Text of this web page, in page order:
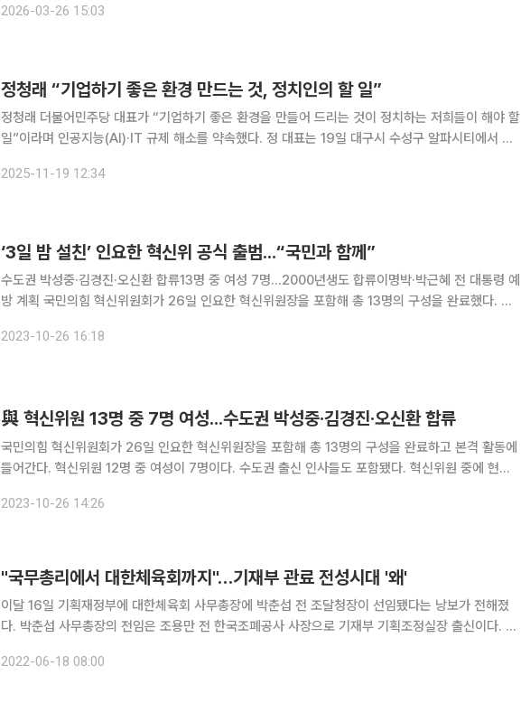
했다. 주 의원은 이날 국회 소통관에서 기자회견을 열고 “이정현
2026-03-26 15:03
정청래 “기업하기 좋은 환경 만드는 것, 정치인의 할 일”
정청래 더불어민주당 대표가 “기업하기 좋은 환경을 만들어 드리는 것이 정치하는 저희들이 해야 할
일”이라며 인공지능(AI)·IT 규제 해소를 약속했다. 정 대표는 19일 대구시 수성구 알파시티에서 열
서 이같이 말했다. 정 대표는 “스피어 AX 대표님 얘기를
2025-11-19 12:34
‘3일 밤 설친’ 인요한 혁신위 공식 출범...“국민과 함께”
수도권 박성중·김경진·오신환 합류13명 중 여성 7명...2000년생도 합류이명박·박근혜 전 대통령 예
방 계획 국민의힘 혁신위원회가 26일 인요한 혁신위원장을 포함해 총 13명의 구성을 완료했다. 혁
인요한 혁신위는 내일(27일)부터 본격 활동에 들어간
2023-10-26 16:18
與 혁신위원 13명 중 7명 여성...수도권 박성중·김경진·오신환 합류
국민의힘 혁신위원회가 26일 인요한 혁신위원장을 포함해 총 13명의 구성을 완료하고 본격 활동에
들어간다. 혁신위원 12명 중 여성이 7명이다. 수도권 출신 인사들도 포함됐다. 혁신위원 중에 현역
민의당 소속으로 국회의원을 지낸 검사 출신 김경진 동대
2023-10-26 14:26
"국무총리에서 대한체육회까지"…기재부 관료 전성시대 '왜'
이달 16일 기획재정부에 대한체육회 사무총장에 박춘섭 전 조달청장이 선임됐다는 낭보가 전해졌
다. 박춘섭 사무총장의 전임은 조용만 전 한국조폐공사 사장으로 기재부 기획조정실장 출신이다. 윤
지한 가운데 그동안 가지 않던 자리까지 기재부 출신들로 채워지면서 기재부
2022-06-18 08:00